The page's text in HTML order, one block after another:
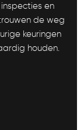
en
de weg
keuringen
houden.